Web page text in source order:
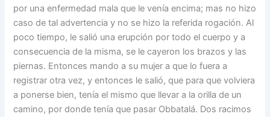
por una enfermedad mala que le venía encima; mas no hizo
caso de tal advertencia y no se hizo la referida rogación. Al
poco tiempo, le salió una erupción por todo el cuerpo y a
consecuencia de la misma, se le cayeron los brazos y las
piernas. Entonces mando a su mujer a que lo fuera a
registrar otra vez, y entonces le salió, que para que volviera
a ponerse bien, tenía el mismo que llevar a la orilla de un
camino, por donde tenía que pasar Obbatalá. Dos racimos